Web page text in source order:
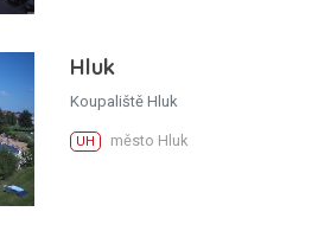
Hluk
Koupaliště Hluk
UH město Hluk